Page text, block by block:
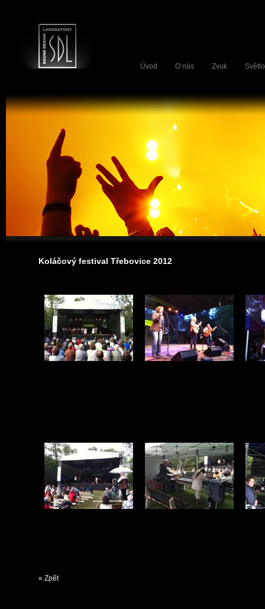
Úvod O nás Zvuk Světlo
Koláčový festival Třebovice 2012
« Zpět